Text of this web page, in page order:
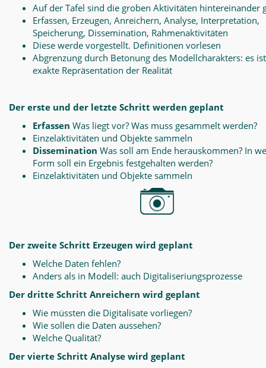
Auf der Tafel sind die groben Aktivitäten hintereinander
Erfassen, Erzeugen, Anreichern, Analyse, Interpretation,
Speicherung, Dissemination, Rahmenaktivitäten
Diese werde vorgestellt. Definitionen vorlesen
Abgrenzung durch Betonung des Modellcharakters: es
exakte Repräsentation der Realität
Der erste und der letzte Schritt werden geplant
Erfassen Was liegt vor? Was muss gesammelt werden?
Einzelaktivitäten und Objekte sammeln
Dissemination Was soll am Ende herauskommen? In
Form soll ein Ergebnis festgehalten werden?
Einzelaktivitäten und Objekte sammeln
Der zweite Schritt Erzeugen wird geplant
Welche Daten fehlen?
Anders als in Modell: auch Digitaliseriungsprozesse
Der dritte Schritt Anreichern wird geplant
Wie müssten die Digitalisate vorliegen?
Wie sollen die Daten aussehen?
Welche Qualität?
Der vierte Schritt Analyse wird geplant